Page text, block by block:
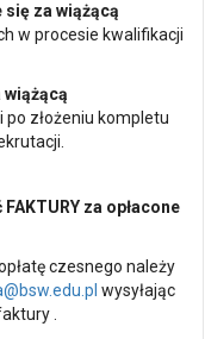
za wiążącą
w procesie kwalifikacji
wiążącą
złożeniu kompletu
za opłacone
czesnego należy
wysyłając
.